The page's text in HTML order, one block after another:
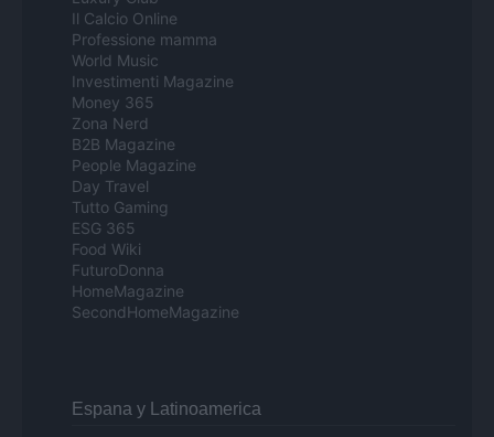
Il Calcio Online
Professione mamma
World Music
Investimenti Magazine
Money 365
Zona Nerd
B2B Magazine
People Magazine
Day Travel
Tutto Gaming
ESG 365
Food Wiki
FuturoDonna
HomeMagazine
SecondHomeMagazine
Espana y Latinoamerica